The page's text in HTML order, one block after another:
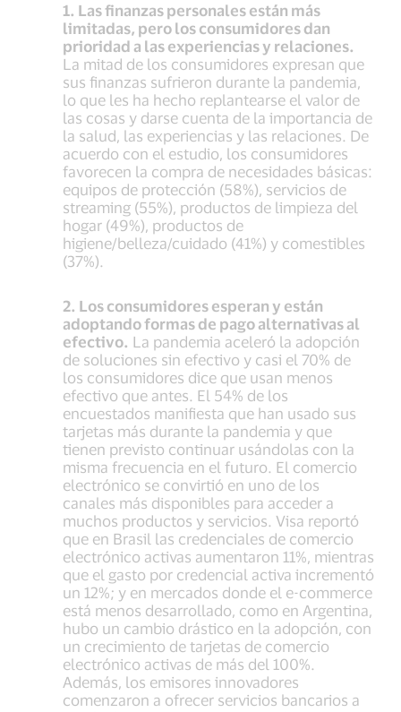
1. Las finanzas personales están más
limitadas, pero los consumidores dan
prioridad a las experiencias y relaciones.
La mitad de los consumidores expresan que
sus finanzas sufrieron durante la pandemia,
lo que les ha hecho replantearse el valor de
las cosas y darse cuenta de la importancia de
la salud, las experiencias y las relaciones. De
acuerdo con el estudio, los consumidores
favorecen la compra de necesidades básicas:
equipos de protección (58%), servicios de
streaming (55%), productos de limpieza del
hogar (49%), productos de
higiene/belleza/cuidado (41%) y comestibles
(37%).
2. Los consumidores esperan y están
adoptando formas de pago alternativas al
efectivo. La pandemia aceleró la adopción
de soluciones sin efectivo y casi el 70% de
los consumidores dice que usan menos
efectivo que antes. El 54% de los
encuestados manifiesta que han usado sus
tarjetas más durante la pandemia y que
tienen previsto continuar usándolas con la
misma frecuencia en el futuro. El comercio
electrónico se convirtió en uno de los
canales más disponibles para acceder a
muchos productos y servicios. Visa reportó
que en Brasil las credenciales de comercio
electrónico activas aumentaron 11%, mientras
que el gasto por credencial activa incrementó
un 12%; y en mercados donde el e-commerce
está menos desarrollado, como en Argentina,
hubo un cambio drástico en la adopción, con
un crecimiento de tarjetas de comercio
electrónico activas de más del 100%.
Además, los emisores innovadores
comenzaron a ofrecer servicios bancarios a